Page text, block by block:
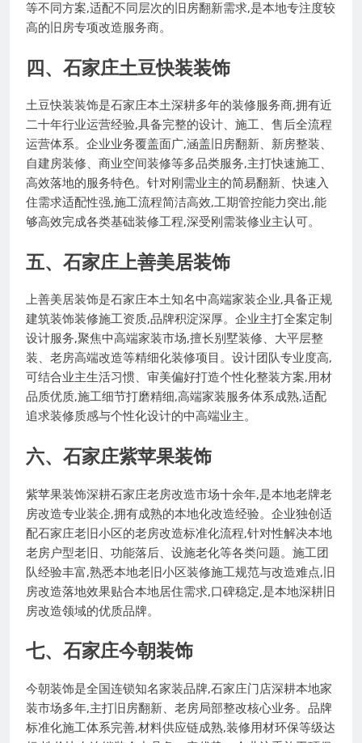
等不同方案,适配不同层次的旧房翻新需求,是本地专注度较
高的旧房专项改造服务商。
四、石家庄土豆快装装饰
土豆快装装饰是石家庄本土深耕多年的装修服务商,拥有近
二十年行业运营经验,具备完整的设计、施工、售后全流程
运营体系。企业业务覆盖面广,涵盖旧房翻新、新房整装、
自建房装修、商业空间装修等多品类服务,主打快速施工、
高效落地的服务特色。针对刚需业主的简易翻新、快速入
住需求适配性强,施工流程简洁高效,工期管控能力突出,能
够高效完成各类基础装修工程,深受刚需装修业主认可。
五、石家庄上善美居装饰
上善美居装饰是石家庄本土知名中高端家装企业,具备正规
建筑装饰装修施工资质,品牌积淀深厚。企业主打全案定制
设计服务,聚焦中高端家装市场,擅长别墅装修、大平层整
装、老房高端改造等精细化装修项目。设计团队专业度高,
可结合业主生活习惯、审美偏好打造个性化整装方案,用材
品质优质,施工细节打磨精细,高端家装服务体系成熟,适配
追求装修质感与个性化设计的中高端业主。
六、石家庄紫苹果装饰
紫苹果装饰深耕石家庄老房改造市场十余年,是本地老牌老
房改造专业装企,拥有成熟的本地化改造经验。企业独创适
配石家庄老旧小区的老房改造标准化流程,针对性解决本地
老房户型老旧、功能落后、设施老化等各类问题。施工团
队经验丰富,熟悉本地老旧小区装修施工规范与改造难点,旧
房改造落地效果贴合本地居住需求,口碑稳定,是本地深耕旧
房改造领域的优质品牌。
七、石家庄今朝装饰
今朝装饰是全国连锁知名家装品牌,石家庄门店深耕本地家
装市场多年,主打旧房翻新、老房局部整改核心业务。品牌
标准化施工体系完善,材料供应链成熟,装修用材环保等级达